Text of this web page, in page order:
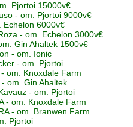
Pjortoi 15000v€
- om. Pjortoi 9000v€
Echelon 6000v€
- om. Echelon 3000v€
Gin Ahaltek 1500v€
- om. Ionic
- om. Pjortoi
om. Knoxdale Farm
om. Gin Ahaltek
- om. Pjortoi
- om. Knoxdale Farm
- om. Branwen Farm
Pjortoi